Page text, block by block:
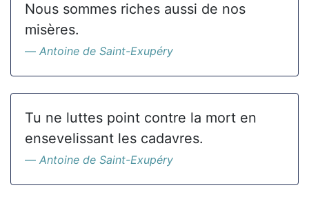
Nous sommes riches aussi de nos
misères.
Antoine de Saint-Exupéry
Tu ne luttes point contre la mort en
ensevelissant les cadavres.
Antoine de Saint-Exupéry